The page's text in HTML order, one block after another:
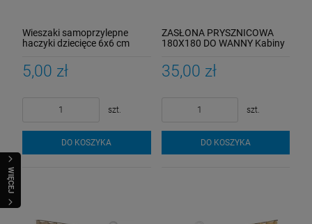
WIĘCEJ
Wieszaki samoprzylepne
haczyki dziecięce 6x6 cm
5,00 zł
szt.
DO KOSZYKA
ZASŁONA PRYSZNICOWA
180X180 DO WANNY Kabiny
35,00 zł
szt.
DO KOSZYKA